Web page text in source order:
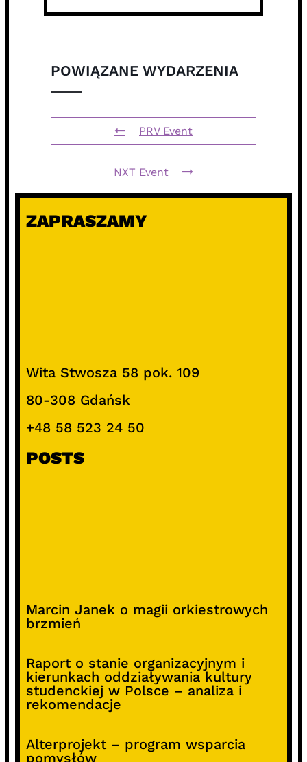
POWIĄZANE WYDARZENIA
PRV Event
NXT Event
ZAPRASZAMY
Wita Stwosza 58 pok. 109
80-308 Gdańsk
+48 58 523 24 50
POSTS
Marcin Janek o magii orkiestrowych
brzmień
Raport o stanie organizacyjnym i
kierunkach oddziaływania kultury
studenckiej w Polsce – analiza i
rekomendacje
Alterprojekt – program wsparcia
pomysłów